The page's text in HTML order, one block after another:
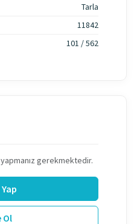
Tarla
11842
101 / 562
gerekmektedir.
Ol